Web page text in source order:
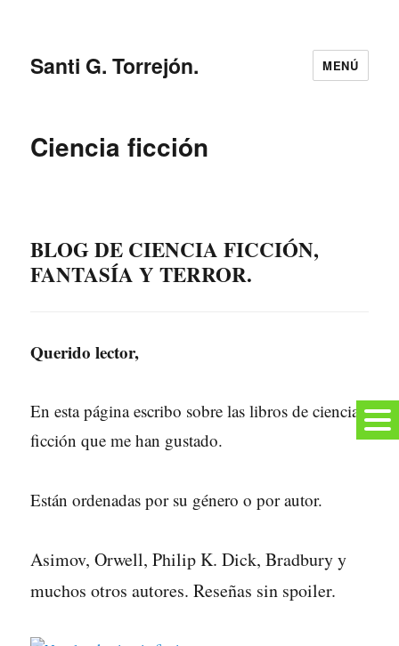
Santi G. Torrejón. MENÚ
Ciencia ficción
BLOG DE CIENCIA FICCIÓN,
FANTASÍA Y TERROR.
Querido lector,
En esta página escribo sobre las libros de ciencia
ficción que me han gustado.
Están ordenadas por su género o por autor.
Asimov, Orwell, Philip K. Dick, Bradbury y
muchos otros autores. Reseñas sin spoiler.